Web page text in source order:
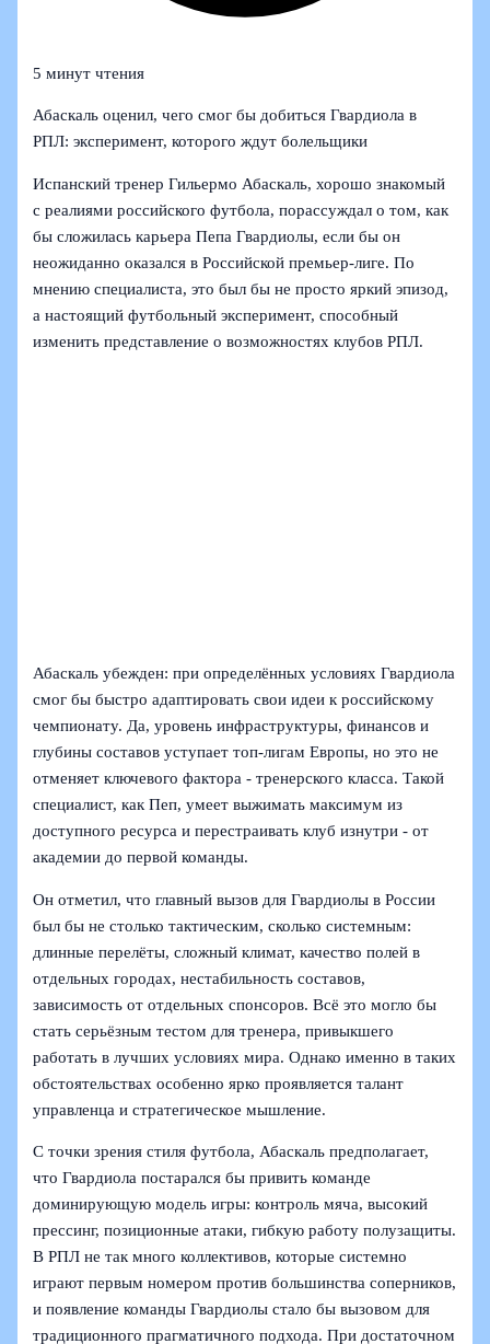
5 минут чтения
Абаскаль оценил, чего смог бы добиться Гвардиола в
РПЛ: эксперимент, которого ждут болельщики
Испанский тренер Гильермо Абаскаль, хорошо знакомый
с реалиями российского футбола, порассуждал о том, как
бы сложилась карьера Пепа Гвардиолы, если бы он
неожиданно оказался в Российской премьер-лиге. По
мнению специалиста, это был бы не просто яркий эпизод,
а настоящий футбольный эксперимент, способный
изменить представление о возможностях клубов РПЛ.
Абаскаль убежден: при определённых условиях Гвардиола
смог бы быстро адаптировать свои идеи к российскому
чемпионату. Да, уровень инфраструктуры, финансов и
глубины составов уступает топ-лигам Европы, но это не
отменяет ключевого фактора - тренерского класса. Такой
специалист, как Пеп, умеет выжимать максимум из
доступного ресурса и перестраивать клуб изнутри - от
академии до первой команды.
Он отметил, что главный вызов для Гвардиолы в России
был бы не столько тактическим, сколько системным:
длинные перелёты, сложный климат, качество полей в
отдельных городах, нестабильность составов,
зависимость от отдельных спонсоров. Всё это могло бы
стать серьёзным тестом для тренера, привыкшего
работать в лучших условиях мира. Однако именно в таких
обстоятельствах особенно ярко проявляется талант
управленца и стратегическое мышление.
С точки зрения стиля футбола, Абаскаль предполагает,
что Гвардиола постарался бы привить команде
доминирующую модель игры: контроль мяча, высокий
прессинг, позиционные атаки, гибкую работу полузащиты.
В РПЛ не так много коллективов, которые системно
играют первым номером против большинства соперников,
и появление команды Гвардиолы стало бы вызовом для
традиционного прагматичного подхода. При достаточном